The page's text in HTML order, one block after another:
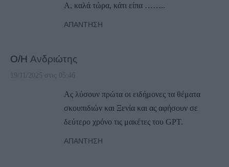
Α, καλά τώρα, κάτι είπα ……..
ΑΠΆΝΤΗΣΗ
Ο/Η Ανδριώτης
19/11/2025 στις 05:46
Ας λύσουν πρώτα οι ειδήμονες τα θέματα
σκουπιδιών και Ξενία και ας αφήσουν σε
δεύτερο χρόνο τις μακέτες του GPT.
ΑΠΆΝΤΗΣΗ